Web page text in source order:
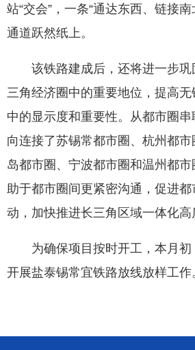
站“交会”，一条“通达东西、链接
通道跃然纸上。
该铁路建成后，还将进一步巩
三角经济圈中的重要地位，提高无
中的显示度和重要性。从都市圈
向连接了苏锡常都市圈、杭州都
岛都市圈、宁波都市圈和温州都
助于都市圈间更紧密沟通，促进
动，加快推进长三角区域一体化高
为确保项目按时开工，本月初
开展盐泰锡常宜铁路放线放样工作